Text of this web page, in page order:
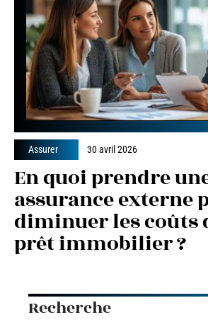
Assurer 30 avril 2026
En quoi prendre
assurance externe
diminuer les coûts
prêt immobilier ?
Recherche